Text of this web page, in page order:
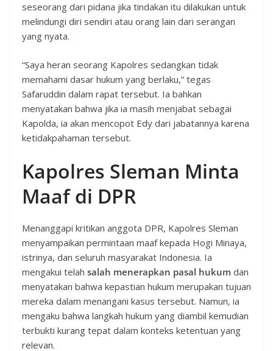
seseorang dari pidana jika tindakan itu dilakukan untuk
melindungi diri sendiri atau orang lain dari serangan
yang nyata.
“Saya heran seorang Kapolres sedangkan tidak
memahami dasar hukum yang berlaku,” tegas
Safaruddin dalam rapat tersebut. Ia bahkan
menyatakan bahwa jika ia masih menjabat sebagai
Kapolda, ia akan mencopot Edy dari jabatannya karena
ketidakpahaman tersebut.
Kapolres Sleman Minta
Maaf di DPR
Menanggapi kritikan anggota DPR, Kapolres Sleman
menyampaikan permintaan maaf kepada Hogi Minaya,
istrinya, dan seluruh masyarakat Indonesia. Ia
mengakui telah salah menerapkan pasal hukum dan
menyatakan bahwa kepastian hukum merupakan tujuan
mereka dalam menangani kasus tersebut. Namun, ia
mengaku bahwa langkah hukum yang diambil kemudian
terbukti kurang tepat dalam konteks ketentuan yang
relevan.